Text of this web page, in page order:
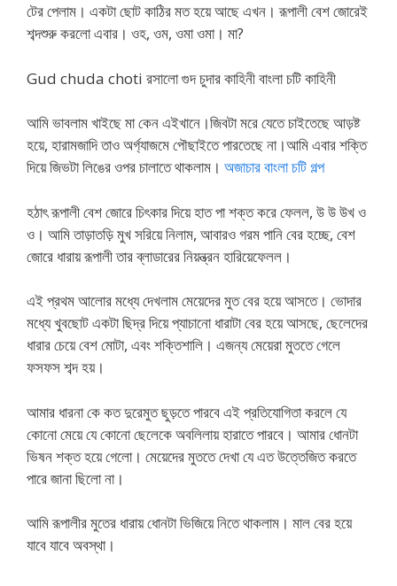
টের পেলাম। একটা ছোট কাঠির মত হয়ে আছে এখন। রূপালী বেশ জোরেই
শব্দশুরু করলো এবার। ওহ, ওম, ওমা ওমা। মা?
Gud chuda choti রসালো গুদ চুদার কাহিনী বাংলা চটি কাহিনী
আমি ভাবলাম খাইছে মা কেন এইখানে।জিবটা মরে যেতে চাইতেছে আড়ষ্ট
হয়ে, হারামজাদি তাও অর্গ্যাজমে পৌছাইতে পারতেছে না।আমি এবার শক্তি
দিয়ে জিভটা লিঙের ওপর চালাতে থাকলাম। অজাচার বাংলা চটি গল্প
হঠাৎ রূপালী বেশ জোরে চিৎকার দিয়ে হাত পা শক্ত করে ফেলল, উ উ উখ ও
ও। আমি তাড়াতড়ি মুখ সরিয়ে নিলাম, আবারও গরম পানি বের হচ্ছে, বেশ
জোরে ধারায় রূপালী তার ব্লাডারের নিয়ন্ত্রন হারিয়েফেলল।
এই প্রথম আলোর মধ্যে দেখলাম মেয়েদের মুত বের হয়ে আসতে। ভোদার
মধ্যে খুবছোট একটা ছিদ্র দিয়ে প্যাচানো ধারাটা বের হয়ে আসছে, ছেলেদের
ধারার চেয়ে বেশ মোটা, এবং শক্তিশালি। এজন্য মেয়েরা মুততে গেলে
ফসফস শব্দ হয়।
আমার ধারনা কে কত দুরেমুত ছুড়তে পারবে এই প্রতিযোগিতা করলে যে
কোনো মেয়ে যে কোনো ছেলেকে অবলিলায় হারাতে পারবে। আমার ধোনটা
ভিষন শক্ত হয়ে গেলো। মেয়েদের মুততে দেখা যে এত উত্তেজিত করতে
পারে জানা ছিলো না।
আমি রূপালীর মুতের ধারায় ধোনটা ভিজিয়ে নিতে থাকলাম। মাল বের হয়ে
যাবে যাবে অবস্থা।